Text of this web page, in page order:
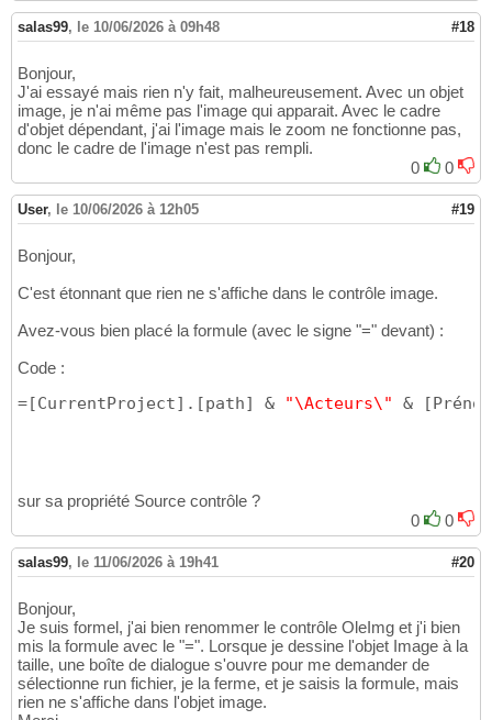
90
91
93
94
95
96
97
99
100
101
102
103
104
106
108
110
115
117
118
120
121
122
123
124
125
Private Type bitmap
    bmType
As Long
    bmHeight
    bmWidthBytes
As Long
    bmPlanes
As Integer
    bmBitsPixel
As Integer
#If VBA7 Then
#Else
    bmBits
As
#End If
End
Private
    biSize
As
Long
    biWidth
    biHeight
As Long
    biSizeImage
As
Long
End Type
    bmiHeader
As BitmapInfoHeader
    bmiColors
(0
Private
    dsBm
As bitmap
    dsBmih
As BitmapInfoHeader
    dsBitfields
(2) As Long
#If VBA7 Then
    dshSection
As
salas99, le 10/06/2026 à 09h48 #18
Bonjour,
J'ai essayé mais rien n'y fait, malheureusement. Avec un objet
image, je n'ai même pas l'image qui apparait. Avec le cadre
d'objet dépendant, j'ai l'image mais le zoom ne fonctionne pas,
donc le cadre de l'image n'est pas rempli.
0
0
User, le 10/06/2026 à 12h05 #19
Bonjour,
C'est étonnant que rien ne s'affiche dans le contrôle image.
Avez-vous bien placé la formule (avec le signe "=" devant) :
Code :
= [CurrentProject] . [path] & "\Acteurs\" & [
sur sa propriété Source contrôle ?
0
0
salas99, le 11/06/2026 à 19h41 #20
Bonjour,
Je suis formel, j'ai bien renommer le contrôle OleImg et j'i bien
mis la formule avec le "=". Lorsque je dessine l'objet Image à la
taille, une boîte de dialogue s'ouvre pour me demander de
sélectionne run fichier, je la ferme, et je saisis la formule, mais
rien ne s'affiche dans l'objet image.